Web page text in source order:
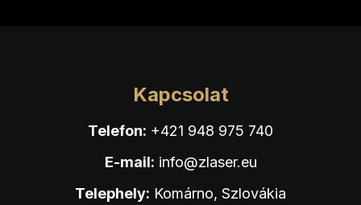
Kapcsolat
Telefon: +421 948 975 740
E-mail: info@zlaser.eu
Telephely: Komárno, Szlovákia